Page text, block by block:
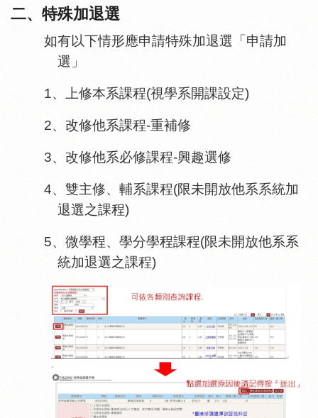
二、特殊加退選
如有以下情形應申請特殊加退選「申請加
選」
1、上修本系課程(視學系開課設定)
2、改修他系課程-重補修
3、改修他系必修課程-興趣選修
4、雙主修、輔系課程(限未開放他系系統加
退選之課程)
5、微學程、學分學程課程(限未開放他系系
統加退選之課程)